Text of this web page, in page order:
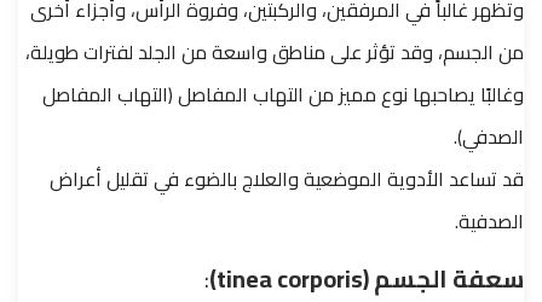
وتظهر غالباً في المرفقين، والركبتين، وفروة الرأس، وأجزاء أخرى
من الجسم، وقد تؤثر على مناطق واسعة من الجلد لفترات طويلة،
وغالبًا يصاحبها نوع مميز من التهاب المفاصل (التهاب المفاصل
الصدفي).
قد تساعد الأدوية الموضعية والعلاج بالضوء في تقليل أعراض
الصدفية.
سعفة الجسم (tinea corporis) :